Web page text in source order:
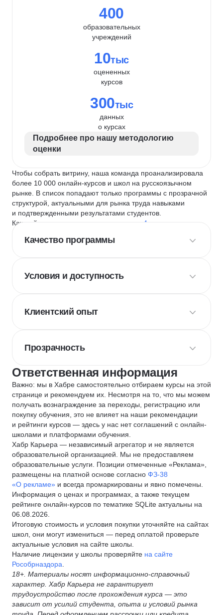
400
образовательных
учреждений
10тыс
оцененных
курсов
300тыс
данных
о курсах
Подробнее про нашу методологию
оценки
Чтобы собрать витрину, наша команда проанализировала
более 10 000 онлайн-курсов и школ на русскоязычном
рынке. В список попадают только программы с прозрачной
структурой, актуальными для рынка труда навыками
и подтвержденными результатами студентов.
Каждый курс и школу мы оцениваем по
4 критериям
Качество программы
Условия и доступность
Клиентский опыт
Прозрачность
Ответственная информация
Важно: мы в Хабре самостоятельно отбираем курсы на этой
странице и рекомендуем их. Несмотря на то, что мы можем
получать вознаграждение за переходы, регистрацию или
покупку обучения, это не влияет на наши рекомендации
и рейтинги курсов — здесь у нас нет соглашений с онлайн-
школами и платформами обучения.
Хабр Карьера — независимый агрегатор и не является
образовательной организацией. Мы не предоставляем
образовательные услуги. Позиции отмеченные «Реклама»,
размещены на платной основе согласно ФЗ-38
«О рекламе» и всегда промаркированы и явно помечены.
Информация о ценах и программах, а также текущем
рейтинге онлайн-курсов по тематике SQLite актуальны на
06.08.2026.
Итоговую стоимость и условия покупки уточняйте на сайтах
школ, они могут измениться — перед оплатой проверьте
актуальные условия на сайте школы.
Наличие лицензии у школы проверяйте на сайте
Рособрназдора
18+. Материалы носят информационно-справочный
характер. Хабр Карьера не гарантирует
трудоустройство после прохождения курса — это
зависит от усилий студента, опыта и условий рынка